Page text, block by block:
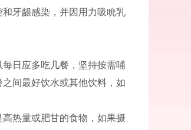
牙龈感染，并因用力吸吮乳
日应多吃几餐，坚持按需哺
间最好饮水或其他饮料，如
热量或肥甘的食物，如果摄